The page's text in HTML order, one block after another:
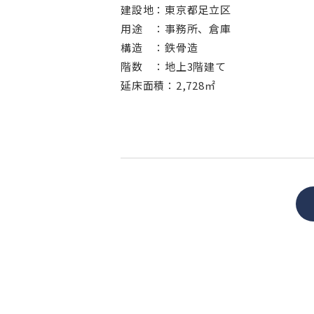
建設地：東京都足立区
用途 ：事務所、倉庫
構造 ：鉄骨造
階数 ：地上3階建て
延床面積：2,728㎡